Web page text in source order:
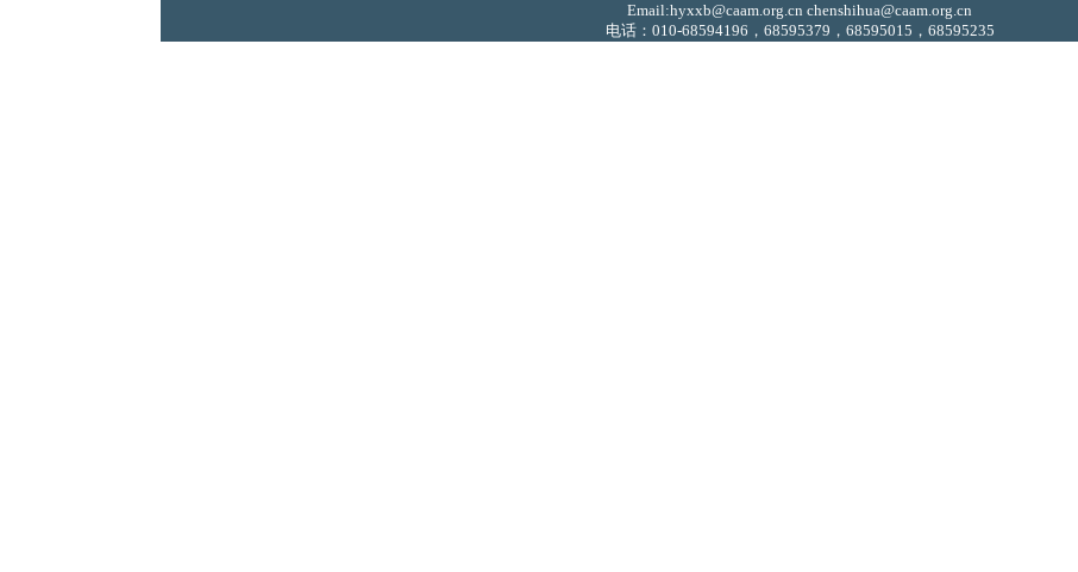
Email:hyxxb@caam.org.cn chenshihua@caam.org.cn
电话：010-68594196，68595379，68595015，68595235